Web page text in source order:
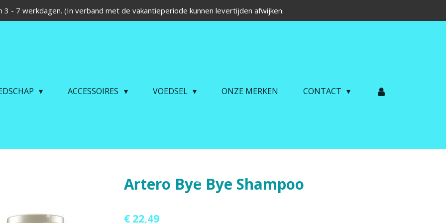
3 - 7 werkdagen. (In verband met de vakantieperiode kunnen levertijden afwijken.
ACCESSOIRES VOEDSEL ONZE MERKEN CONTACT
Artero Bye Bye Shampoo
€ 22,49